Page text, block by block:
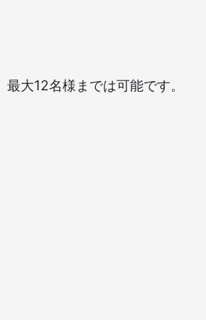
大12名様までは可能です。